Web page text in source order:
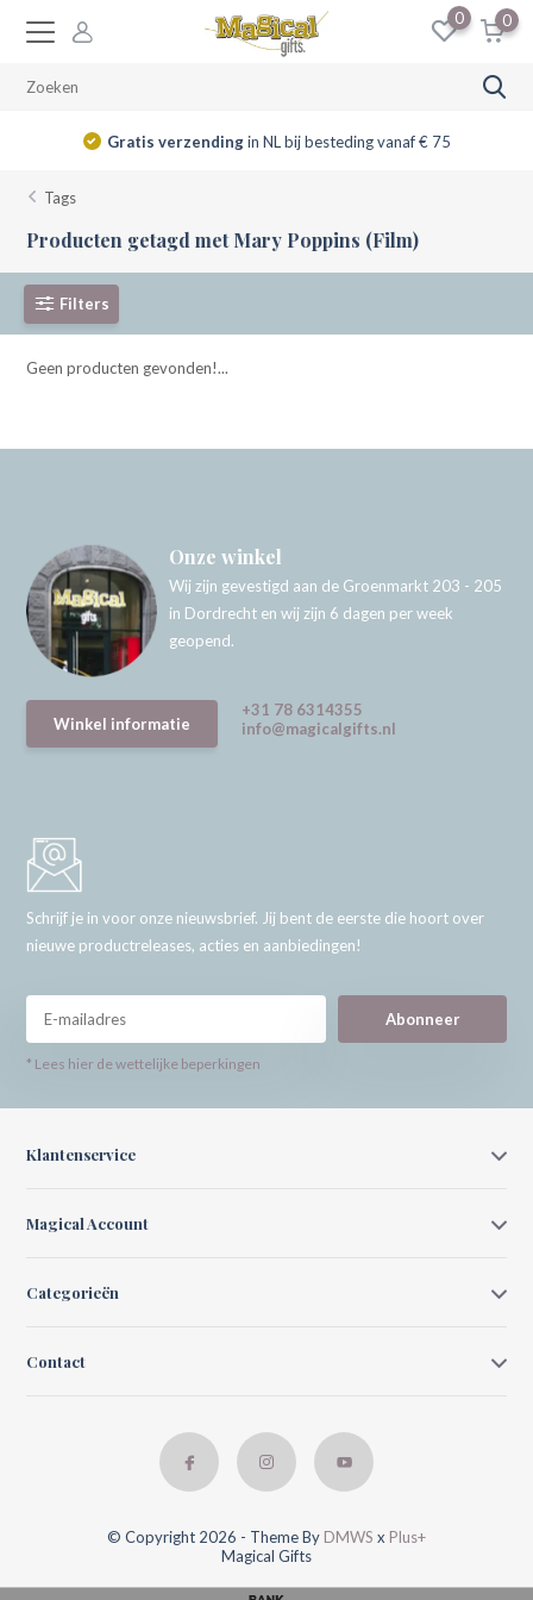
0 0
Gratis verzendingin NL bij besteding vanaf € 75
Tags
Producten getagd met Mary Poppins (Film)
Filters
Geen producten gevonden!...
Onze winkel
Wij zijn gevestigd aan de Groenmarkt 203 - 205
in Dordrecht en wij zijn 6 dagen per week
geopend.
Winkel informatie
+31 78 6314355
info@magicalgifts.nl
Schrijf je in voor onze nieuwsbrief. Jij bent de eerste die hoort over
nieuwe productreleases, acties en aanbiedingen!
Abonneer
* Lees hier de wettelijke beperkingen
Klantenservice
Magical Account
Categorieën
Contact
© Copyright 2026 - Theme By DMWS x Plus+
Magical Gifts